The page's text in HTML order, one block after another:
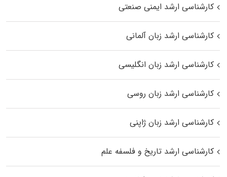
کارشناسی ارشد ایمنی صنعتی
کارشناسی ارشد زبان آلمانی
کارشناسی ارشد زبان انگلیسی
کارشناسی ارشد زبان روسی
کارشناسی ارشد زبان ژاپنی
کارشناسی ارشد تاریخ و فلسفه علم